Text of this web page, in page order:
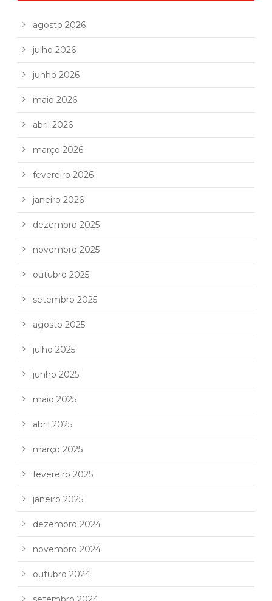
agosto 2026
julho 2026
junho 2026
maio 2026
abril 2026
março 2026
fevereiro 2026
janeiro 2026
dezembro 2025
novembro 2025
outubro 2025
setembro 2025
agosto 2025
julho 2025
junho 2025
maio 2025
abril 2025
março 2025
fevereiro 2025
janeiro 2025
dezembro 2024
novembro 2024
outubro 2024